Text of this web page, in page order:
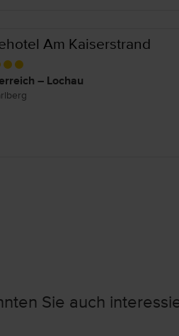
Am Kaiserstrand
– Lochau
Sie auch